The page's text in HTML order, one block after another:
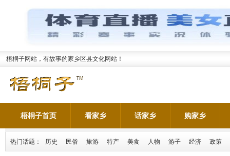
梧桐子网站，有故事的家乡区县文化网站！
梧桐子首页 看家乡 话家乡 购家乡
热门话题： 历史 民俗 旅游 特产 美食 人物 游子 经济 政策